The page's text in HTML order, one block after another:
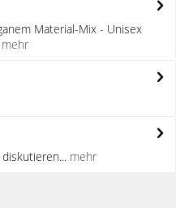
Material-Mix - Unisex
mehr
mehr